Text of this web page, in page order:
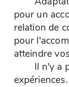
pour un
relation de
pour
atteindre
Il n'y a
expériences.